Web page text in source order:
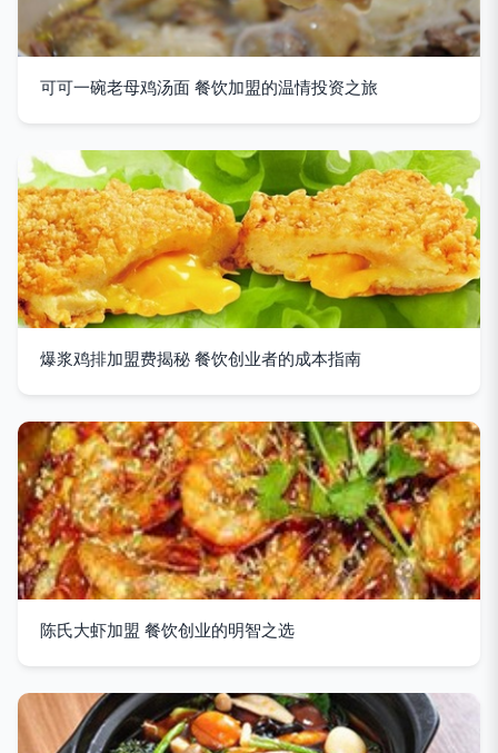
可可一碗老母鸡汤面 餐饮加盟的温情投资之旅
爆浆鸡排加盟费揭秘 餐饮创业者的成本指南
陈氏大虾加盟 餐饮创业的明智之选